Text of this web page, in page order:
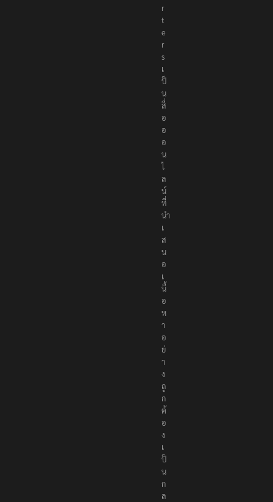
r
t
e
r
s
เ
ป็
น
สื่
อ
อ
อ
น
ไ
ล
น์
ที่
นำ
เ
ส
น
อ
เ
นื้
อ
ห
า
อ
ย่
า
ง
ถู
ก
ต้
อ
ง
เ
ป็
น
ก
ล